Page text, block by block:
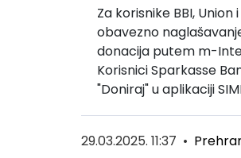
Za korisnike BBI,
obavezno
donacija putem m-
Korisnici Sparkasse
"Doniraj" u aplikaciji
29.03.2025. 11:37 •